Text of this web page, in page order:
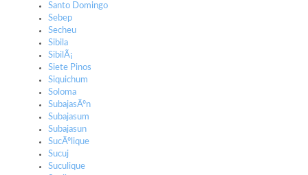
Santo Domingo
Sebep
Secheu
Sibila
SibilÃ¡
Siete Pinos
Siquichum
Soloma
SubajasÃºn
Subajasum
Subajasun
SucÃºlique
Sucuj
Suculique